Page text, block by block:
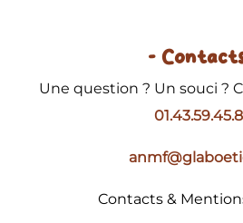
-
Une question ? Un souci ?
Contacts &